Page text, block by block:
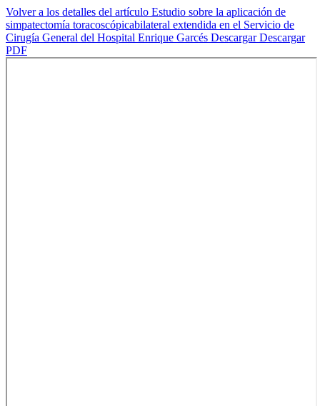
Volver a los detalles del artículo Estudio sobre la aplicación de
simpatectomía toracoscópicabilateral extendida en el Servicio de
Cirugía General del Hospital Enrique Garcés DescargarDescargar
PDF